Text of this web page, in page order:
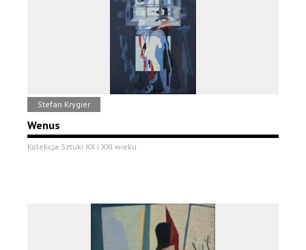
Stefan Krygier
Wenus
Kolekcja Sztuki XX i XXI wieku